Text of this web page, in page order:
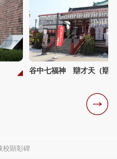
谷中七福神 辯才天（辯
校顕彰碑